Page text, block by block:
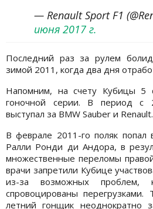
— Renault Sport F1
июня 2017 г.
Последний раз за рулем
зимой 2011, когда два дня
Напомним, на счету Кубицы 5
гоночной серии. В период с
выступал за BMW Sauber и Renault.
В феврале 2011-го поляк
Ралли Ронди ди Андора, в
множественные переломы
врачи запретили Кубице
из-за возможных проблем,
спровоцированы
летний гонщик неоднократно